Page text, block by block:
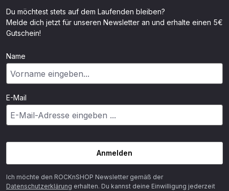
Du möchtest stets auf dem Laufenden bleiben?
Melde dich jetzt für unseren Newsletter an und erhalte einen 5€
Gutschein!
Name
E-Mail
Anmelden
Ich möchte den ROCKnSHOP Newsletter gemäß der
Datenschutzerklärung erhalten. Du kannst deine Einwilligung jederzeit